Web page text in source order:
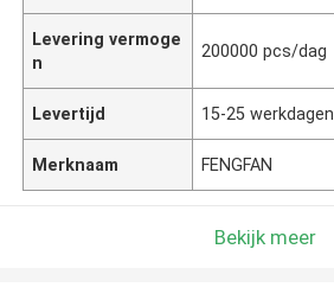
Levering vermoge
n
200000 pcs/dag
Levertijd 15-25 werkdagen
Merknaam FENGFAN
Bekijk meer